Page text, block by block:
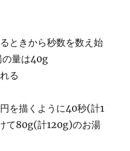
ときから秒数を数え始
の量は40g
る
を描くように40秒(計1
て80g(計120g)のお湯